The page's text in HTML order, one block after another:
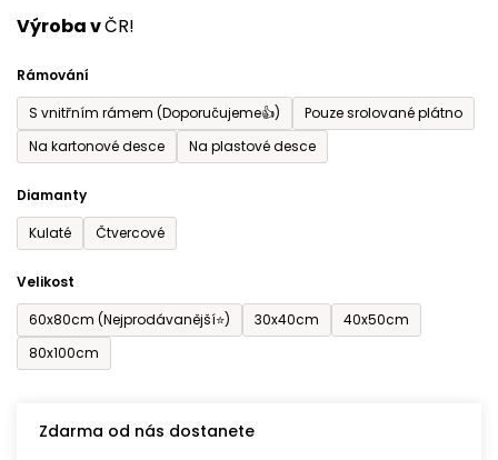
Výroba vČR!
Rámování
S vnitřním rámem (Doporučujeme👍)
Pouze srolované plátno
Na kartonové desce
Na plastové desce
Diamanty
Kulaté
Čtvercové
Velikost
60x80cm (Nejprodávanější⭐)
30x40cm
40x50cm
80x100cm
Zdarma od nás dostanete